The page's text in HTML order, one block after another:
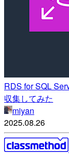
RDS for SQL
収集してみた
miyan
2025.08.26